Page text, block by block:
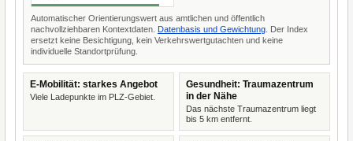
Automatischer Orientierungswert aus amtlichen und öffentlich
nachvollziehbaren Kontextdaten. Datenbasis und Gewichtung . Der Index
ersetzt keine Besichtigung, kein Verkehrswertgutachten und keine
individuelle Standortprüfung.
E-Mobilität: starkes Angebot
Viele Ladepunkte im PLZ-Gebiet.
Gesundheit: Traumazentrum
in der Nähe
Das nächste Traumazentrum liegt
bis 5 km entfernt.